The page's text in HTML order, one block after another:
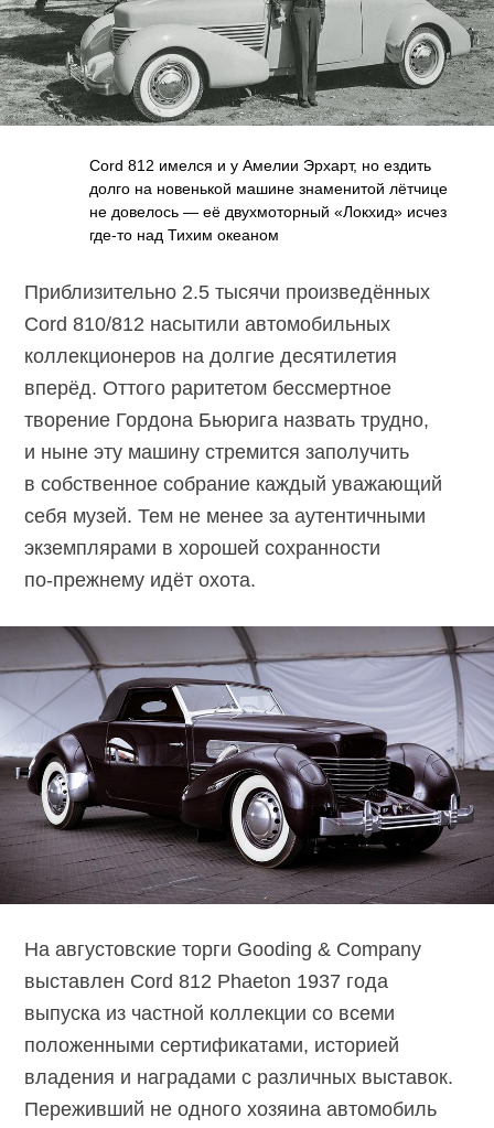
Cord 812 имелся и у Амелии Эрхарт, но ездить
долго на новенькой машине знаменитой лётчице
не довелось — её двухмоторный «Локхид» исчез
где-тонад Тихим океаном
Приблизительно 2.5 тысячи произведённых
Cord 810/812 насытили автомобильных
коллекционеров на долгие десятилетия
вперёд. Оттого раритетом бессмертное
творение Гордона Бьюрига назвать трудно,
и ныне эту машину стремится заполучить
в собственное собрание каждый уважающий
себя музей. Тем не менее за аутентичными
экземплярами в хорошей сохранности
по-прежнему идёт охота.
На августовские торги Gooding & Company
выставлен Cord 812 Phaeton 1937 года
выпуска из частной коллекции со всеми
положенными сертификатами, историей
владения и наградами с различных выставок.
Переживший не одного хозяина автомобиль